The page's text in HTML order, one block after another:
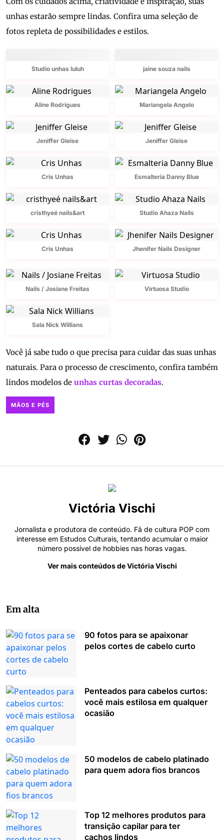
unhas estarão sempre lindas. Confira uma seleção de
fotos repleta de possibilidades e estilos.
Studio unhas luluh jaine souza nails
Aline Rodrigues Mariangela Angelo
Jeniffer Gleise Jeniffer Gleise
Cris Unhas Esmalteria Danny Blue
cristhyeé nails&art Studio Ahaza Nails
Cris Unhas Jhenifer Nails Designer
Nails / Josiane Freitas Virtuosa Studio
Sala Nick Willians
Você já sabe tudo o que precisa para cuidar das suas unhas
naturais. Para o processo de crescimento, confira também
lindos modelos de unhas curtas decoradas.
MÃOS E PÉS
Victória Vischi
Jornalista e produtora de conteúdo. Fã de cultura POP com
interesse em Estudos Culturais, tentando acumular o maior
número possível de hobbies nas horas vagas.
Ver mais conteúdos de Victória Vischi
Em alta
90 fotos para se apaixonar
pelos cortes de cabelo curto
Penteados para cabelos curtos:
você mais estilosa em qualquer
ocasião
50 modelos de cabelo platinado
para quem adora fios brancos
Top 12 melhores produtos para
transição capilar para ter
cachos lindos